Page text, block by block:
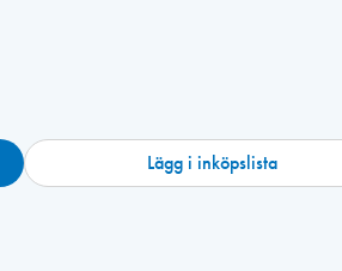
Lägg i inköpslista